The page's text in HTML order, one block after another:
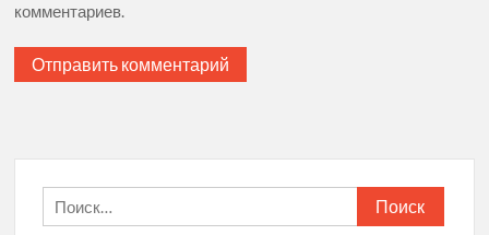
комментариев.
Найти: